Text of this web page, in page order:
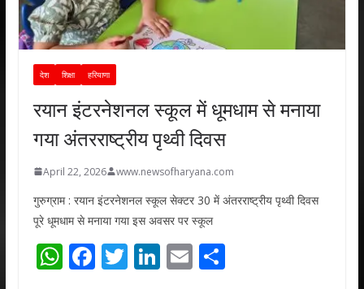
देश शिक्षा हरियाणा
रयान इंटरनेशनल स्कूल में धूमधाम से मनाया
गया अंतरराष्ट्रीय पृथ्वी दिवस
April 22, 2026 www.newsofharyana.com
गुरुग्राम : रयान इंटरनेशनल स्कूल सेक्टर 30 में अंतरराष्ट्रीय पृथ्वी दिवस
पूरे धूमधाम से मनाया गया इस अवसर पर स्कूल
W F T Li E S